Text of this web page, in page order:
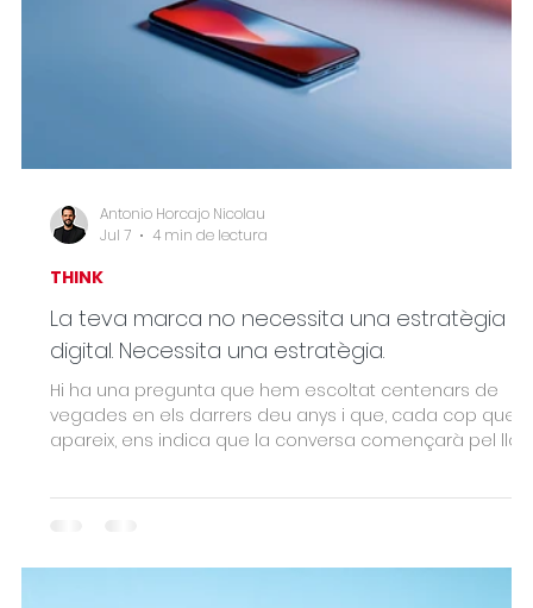
La teva marca no necessita una estratègia
digital. Necessita una estratègia.
Hi ha una pregunta que hem escoltat centenars de
vegades en els darrers deu anys i que, cada cop que
apareix, ens indica que la conversa començarà pel lloc
que requereix una versió particular de la marca. Que hi
THINK
Antonio Horcajo Nicolau
Jul 7
4 min de lectura